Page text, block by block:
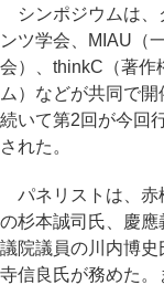
シンポジウムは、
ンツ学会、MIAU（
会）、thinkC（著作
ム）などが共同で
続いて第2回が今回
された。
パネリストは、赤
の杉本誠司氏、慶
議院議員の川内博
寺信良氏が務めた